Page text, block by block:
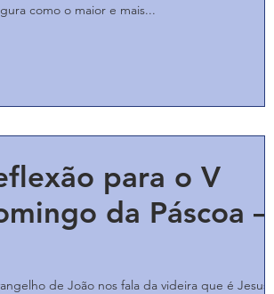
como o maior e mais...
para o V
da Páscoa –
de João nos fala da videira que é Jesus e